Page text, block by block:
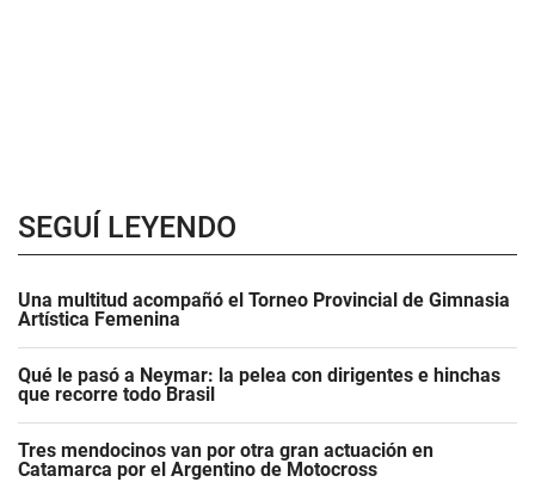
SEGUÍ LEYENDO
Una multitud acompañó el Torneo Provincial de Gimnasia
Artística Femenina
Qué le pasó a Neymar: la pelea con dirigentes e hinchas
que recorre todo Brasil
Tres mendocinos van por otra gran actuación en
Catamarca por el Argentino de Motocross